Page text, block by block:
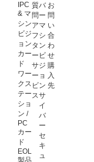
IPC
& マ
シン
ビジ
ョン
カー
ド
ワー
クス
テー
ショ
ン /
PC
カー
ド
EOL
製品
質
問
ア
フ
タ
ー
サ
ー
ビ
ス
バ
ー
マ
シ
ン
ビ
ジ
ョ
ン
サ
イ
バ
ー
セ
キ
ュ
お
問
い
合
わ
せ
購
入
先